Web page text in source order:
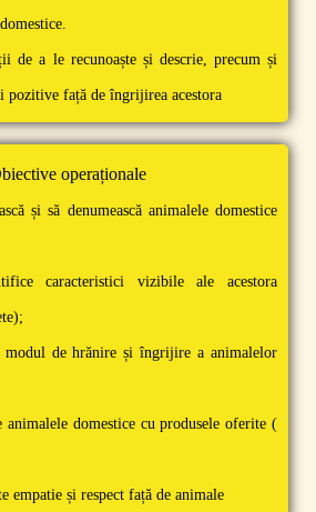
de a le recunoaște și descrie, precum și
pozitive față de îngrijirea acestora
operaționale
și să denumească animalele domestice
caracteristici vizibile ale acestora
modul de hrănire și îngrijire a animalelor
animalele domestice cu produsele oferite (
empatie și respect față de animale